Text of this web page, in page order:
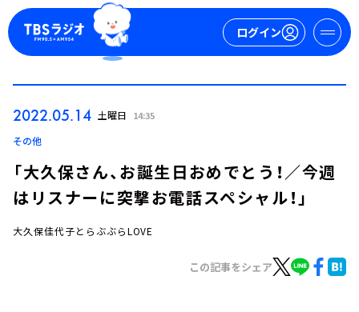
ログイン
2022.05.14 土曜日 14:35
その他
「大久保さん、お誕生日おめでとう！／今週
はリスナーに突撃お電話スペシャル！」
大久保佳代子とらぶぶらLOVE
この記事をシェア